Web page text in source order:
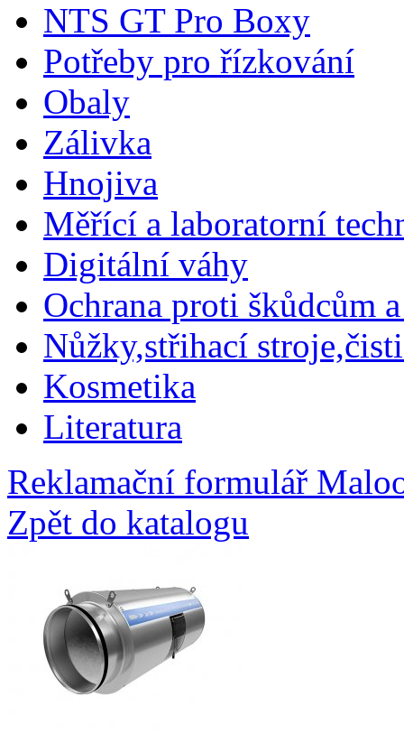
NTS GT Pro Boxy
Potřeby pro řízkování
Obaly
Zálivka
Hnojiva
Měřící a laboratorní
Digitální váhy
Ochrana proti škůdcům
Nůžky,střihací
Kosmetika
Literatura
Reklamační formulář
Zpět do katalogu